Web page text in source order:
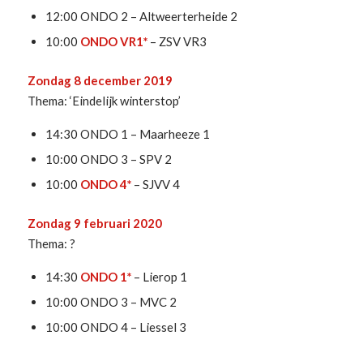
12:00 ONDO 2 – Altweerterheide 2
10:00 ONDO VR1*– ZSV VR3
Zondag 8 december 2019
Thema: ‘Eindelijk winterstop’
14:30 ONDO 1 – Maarheeze 1
10:00 ONDO 3 – SPV 2
10:00 ONDO 4*– SJVV 4
Zondag 9 februari 2020
Thema: ?
14:30 ONDO 1* – Lierop 1
10:00 ONDO 3 – MVC 2
10:00 ONDO 4 – Liessel 3